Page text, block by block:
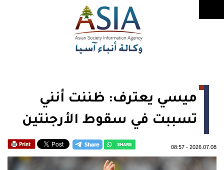
ميسي يعترف: ظننت أنني
تسببت في سقوط الأرجنتين
2026.07.08
-
08:57